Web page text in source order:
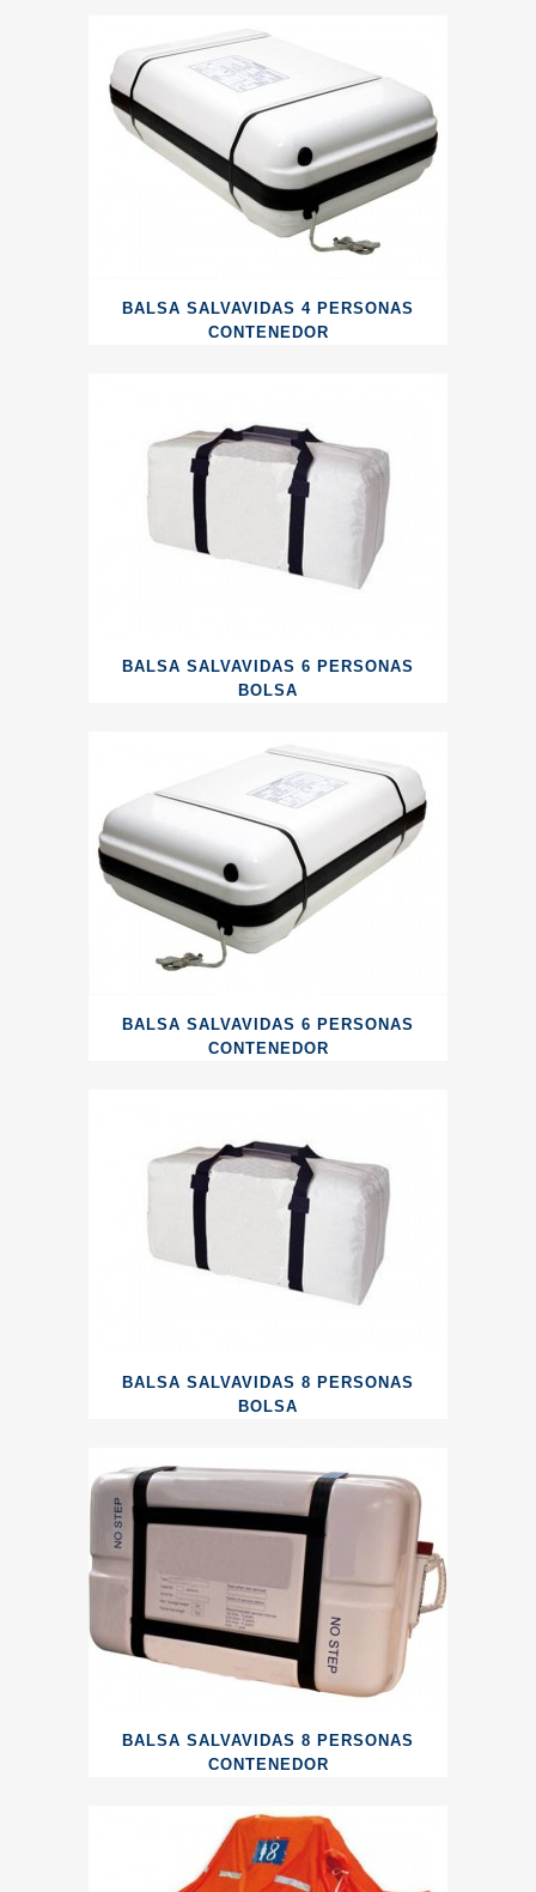
BALSA SALVAVIDAS 4 PERSONAS
CONTENEDOR
BALSA SALVAVIDAS 6 PERSONAS
BOLSA
BALSA SALVAVIDAS 6 PERSONAS
CONTENEDOR
BALSA SALVAVIDAS 8 PERSONAS
BOLSA
BALSA SALVAVIDAS 8 PERSONAS
CONTENEDOR